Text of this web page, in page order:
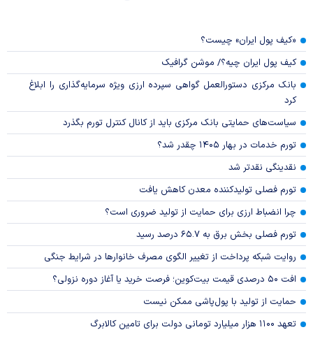
«کیف پول ایران» چیست؟
کیف پول ایران چیه؟/ موشن گرافیک
بانک مرکزی دستورالعمل گواهی سپرده ارزی ویژه سرمایه‌گذاری را ابلاغ
کرد
سیاست‌های حمایتی بانک مرکزی باید از کانال کنترل تورم بگذرد
تورم خدمات در بهار ۱۴۰۵ چقدر شد؟
نقدینگی نقدتر شد
تورم فصلی تولیدکننده معدن کاهش یافت
چرا انضباط ارزی برای حمایت از تولید ضروری است؟
تورم فصلی بخش برق به ۶۵.۷ درصد رسید
روایت شبکه پرداخت از تغییر الگوی مصرف خانوار‌ها در شرایط جنگی
افت ۵۰ درصدی قیمت بیت‌کوین؛ فرصت خرید یا آغاز دوره نزولی؟
حمایت از تولید با پول‌پاشی ممکن نیست
تعهد ۱۱۰۰ هزار میلیارد تومانی دولت برای تامین کالابرگ